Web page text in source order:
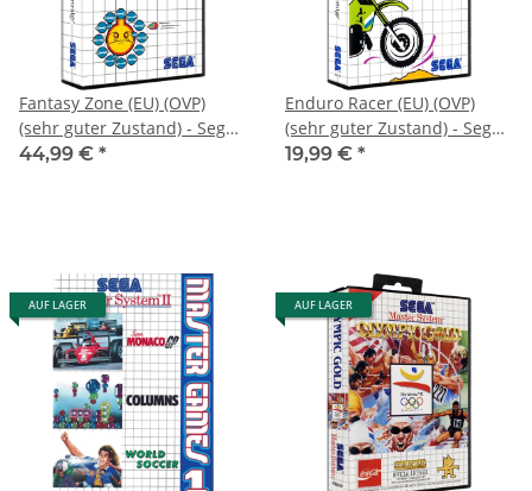
Fantasy Zone (EU) (OVP)
(sehr guter Zustand) - Sega
Master System
44,99 € *
Enduro Racer (EU) (OVP)
(sehr guter Zustand) - Sega
Master System
19,99 € *
AUF LAGER AUF LAGER